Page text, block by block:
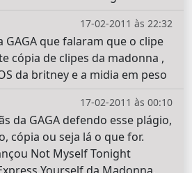
17-02-2011 às 22:32
GAGA que falaram que o clipe
cópia de clipes da madonna ,
da britney e a midia em peso
17-02-2011 às 00:10
da GAGA defendo esse plágio,
cópia ou seja lá o que for.
Not Myself Tonight